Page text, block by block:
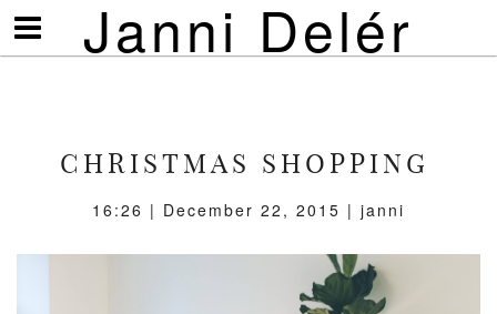
Janni Delér
Visa/göm
meny
CHRISTMAS SHOPPING
16:26 | December 22, 2015 | janni